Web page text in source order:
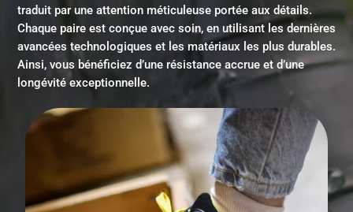
traduit par une attention méticuleuse portée aux détails.
Chaque paire est conçue avec soin, en utilisant les dernières
avancées technologiques et les matériaux les plus durables.
Ainsi, vous bénéficiez d’une résistance accrue et d’une
longévité exceptionnelle.